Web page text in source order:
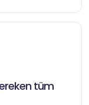
tüm